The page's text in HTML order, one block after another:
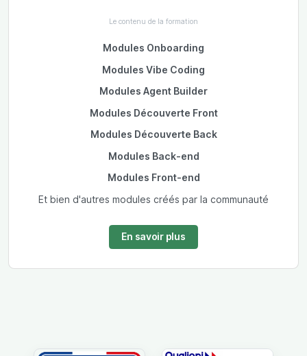
Le contenu de la formation
Modules Onboarding
Modules Vibe Coding
Modules Agent Builder
Modules Découverte Front
Modules Découverte Back
Modules Back-end
Modules Front-end
Et bien d'autres modules créés par la communauté
En savoir plus